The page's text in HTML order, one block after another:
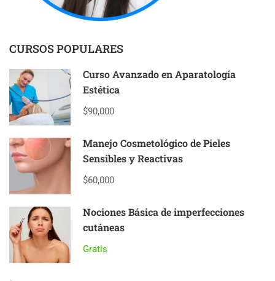
CURSOS POPULARES
Curso Avanzado en Aparatología
Estética
$90,000
Manejo Cosmetológico de Pieles
Sensibles y Reactivas
$60,000
Nociones Básica de imperfecciones
cutáneas
Gratis